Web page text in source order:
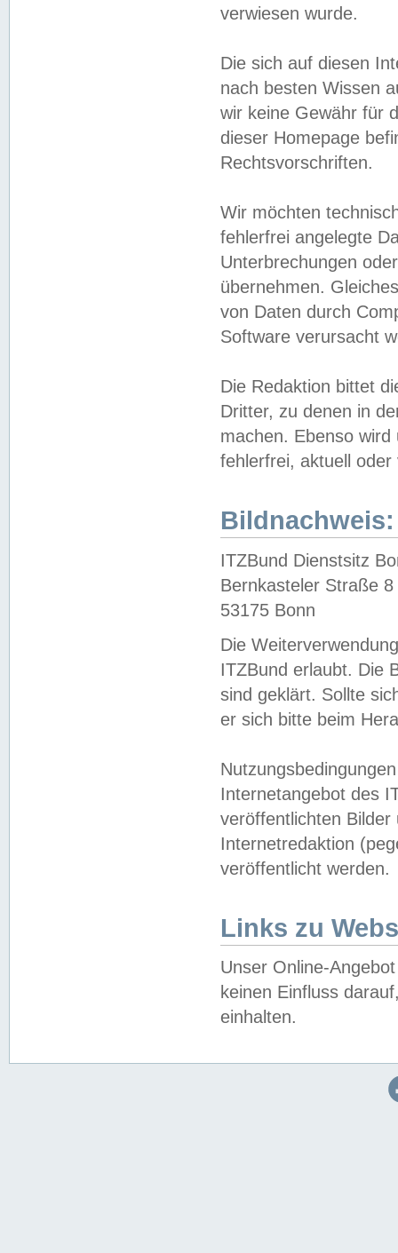
verwiesen wurde.
Die sich auf diesen
nach besten Wissen
wir keine Gewähr für
dieser Homepage
Rechtsvorschriften.
Wir möchten
fehlerfrei angelegte
Unterbrechungen
übernehmen.
von Daten durch
Software verursacht
Die Redaktion bittet
Dritter, zu denen in
machen. Ebenso
fehlerfrei, aktuell oder
Bildnachweis:
ITZBund Dienstsitz
Bernkasteler Straße 8
53175 Bonn
Die
ITZBund erlaubt. Die
sind geklärt. Sollte
er sich bitte beim
Internetangebot des
veröffentlichten
Internetredaktion
veröffentlicht werden.
Links zu
Unser Online-
keinen Einfluss
einhalten.